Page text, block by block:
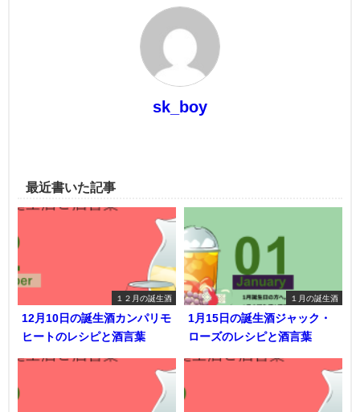
sk_boy
最近書いた記事
１２月の誕生酒
12月10日の誕生酒カンパリモ
ヒートのレシピと酒言葉
１月の誕生酒
1月15日の誕生酒ジャック・
ローズのレシピと酒言葉